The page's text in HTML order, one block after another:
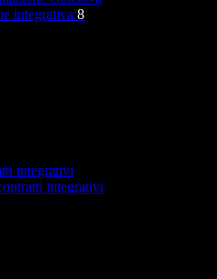
integrativa 8
integrativi
integrativi